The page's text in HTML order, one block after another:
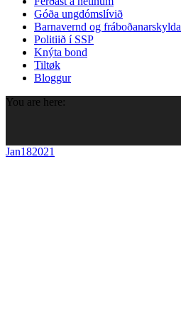
Góða ungdómslívið
Barnavernd og fráboðanarskylda
Politiið í SSP
Knýta bond
Tiltøk
Bloggur
You are here:
Jan182021